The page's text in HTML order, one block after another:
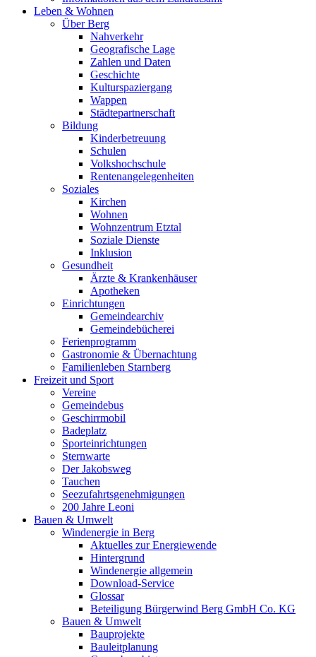
Leben & Wohnen
Über Berg
Nahverkehr
Geografische Lage
Zahlen und Daten
Geschichte
Kulturspaziergang
Wappen
Städtepartnerschaft
Bildung
Kinderbetreuung
Schulen
Volkshochschule
Rentenangelegenheiten
Soziales
Kirchen
Wohnen
Wohnzentrum Etztal
Soziale Dienste
Inklusion
Gesundheit
Ärzte & Krankenhäuser
Apotheken
Einrichtungen
Gemeindearchiv
Gemeindebücherei
Ferienprogramm
Gastronomie & Übernachtung
Familienleben Starnberg
Freizeit und Sport
Vereine
Gemeindebus
Geschirrmobil
Badeplatz
Sporteinrichtungen
Sternwarte
Der Jakobsweg
Tauchen
Seezufahrtsgenehmigungen
200 Jahre Leoni
Bauen & Umwelt
Windenergie in Berg
Aktuelles zur Energiewende
Hintergrund
Windenergie allgemein
Download-Service
Glossar
Beteiligung Bürgerwind Berg GmbH Co. KG
Bauen & Umwelt
Bauprojekte
Bauleitplanung